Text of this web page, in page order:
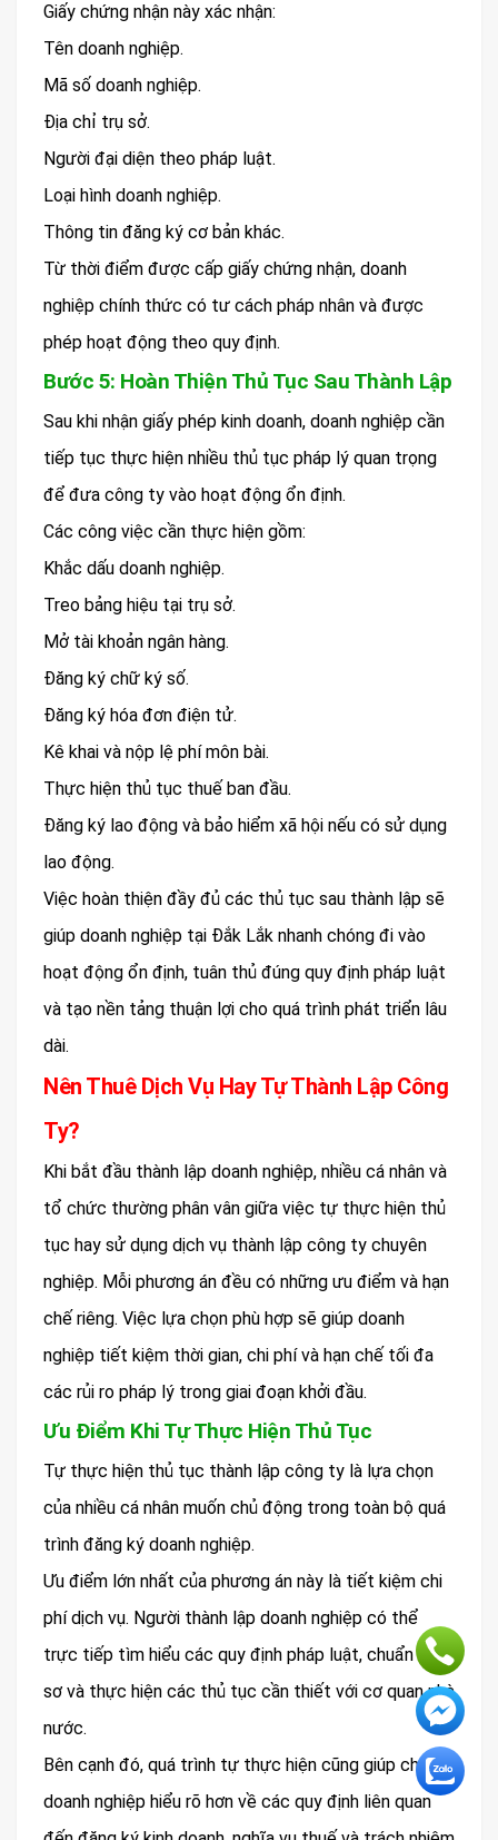
Giấy chứng nhận này xác nhận:
Tên doanh nghiệp.
Mã số doanh nghiệp.
Địa chỉ trụ sở.
Người đại diện theo pháp luật.
Loại hình doanh nghiệp.
Thông tin đăng ký cơ bản khác.
Từ thời điểm được cấp giấy chứng nhận, doanh
nghiệp chính thức có tư cách pháp nhân và được
phép hoạt động theo quy định.
Bước 5: Hoàn Thiện Thủ Tục Sau Thành Lập
Sau khi nhận giấy phép kinh doanh, doanh nghiệp cần
tiếp tục thực hiện nhiều thủ tục pháp lý quan trọng
để đưa công ty vào hoạt động ổn định.
Các công việc cần thực hiện gồm:
Khắc dấu doanh nghiệp.
Treo bảng hiệu tại trụ sở.
Mở tài khoản ngân hàng.
Đăng ký chữ ký số.
Đăng ký hóa đơn điện tử.
Kê khai và nộp lệ phí môn bài.
Thực hiện thủ tục thuế ban đầu.
Đăng ký lao động và bảo hiểm xã hội nếu có sử dụng
lao động.
Việc hoàn thiện đầy đủ các thủ tục sau thành lập sẽ
giúp doanh nghiệp tại Đắk Lắk nhanh chóng đi vào
hoạt động ổn định, tuân thủ đúng quy định pháp luật
và tạo nền tảng thuận lợi cho quá trình phát triển lâu
dài.
Nên Thuê Dịch Vụ Hay Tự Thành Lập Công
Ty?
Khi bắt đầu thành lập doanh nghiệp, nhiều cá nhân và
tổ chức thường phân vân giữa việc tự thực hiện thủ
tục hay sử dụng dịch vụ thành lập công ty chuyên
nghiệp. Mỗi phương án đều có những ưu điểm và hạn
chế riêng. Việc lựa chọn phù hợp sẽ giúp doanh
nghiệp tiết kiệm thời gian, chi phí và hạn chế tối đa
các rủi ro pháp lý trong giai đoạn khởi đầu.
Ưu Điểm Khi Tự Thực Hiện Thủ Tục
Tự thực hiện thủ tục thành lập công ty là lựa chọn
của nhiều cá nhân muốn chủ động trong toàn bộ quá
trình đăng ký doanh nghiệp.
Ưu điểm lớn nhất của phương án này là tiết kiệm chi
phí dịch vụ. Người thành lập doanh nghiệp có thể
trực tiếp tìm hiểu các quy định pháp luật, chuẩn bị hồ
sơ và thực hiện các thủ tục cần thiết với cơ quan nhà
nước.
Bên cạnh đó, quá trình tự thực hiện cũng giúp chủ
doanh nghiệp hiểu rõ hơn về các quy định liên quan